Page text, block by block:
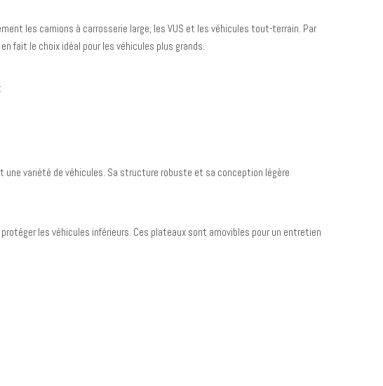
les camions à carrosserie large, les VUS et les véhicules tout-terrain. Par
fait le choix idéal pour les véhicules plus grands.
variété de véhicules. Sa structure robuste et sa conception légère
les véhicules inférieurs. Ces plateaux sont amovibles pour un entretien